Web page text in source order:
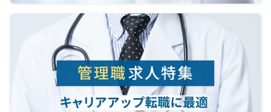
ます。
また、身長治療専門カウンセラー
が常駐するため、カウンセリング業
務は担当せず
診療に集中いただけます。
■診療体制
・現在は4階、5階でクリニック運営